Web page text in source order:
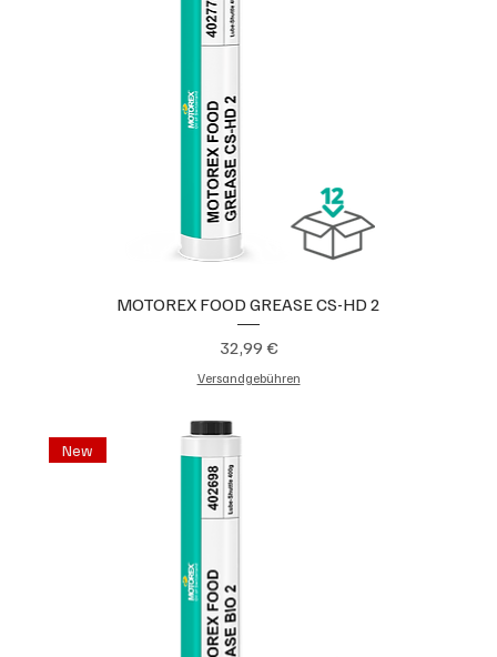
MOTOREX FOOD GREASE CS-HD 2
Preis
32,99 €
Versandgebühren
New